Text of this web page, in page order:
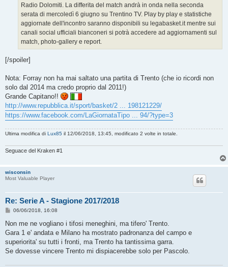
Radio Dolomiti. La differita del match andrà in onda nella seconda
serata di mercoledì 6 giugno su Trentino TV. Play by play e statistiche
aggiornate dell'incontro saranno disponibili su legabasket.it mentre sui
canali social ufficiali bianconeri si potrà accedere ad aggiornamenti sul
match, photo-gallery e report.
[/spoiler]
Nota: Forray non ha mai saltato una partita di Trento (che io ricordi non
solo dal 2014 ma credo proprio dal 2011!)
Grande Capitano!!
http://www.repubblica.it/sport/basket/2 ... 198121229/
https://www.facebook.com/LaGiornataTipo ... 94/?type=3
Ultima modifica di Lux85 il 12/06/2018, 13:45, modificato 2 volte in totale.
Seguace del Kraken #1
wisconsin
Most Valuable Player
Re: Serie A - Stagione 2017/2018
M
s
a
g
g
i
06/06/2018, 16:08
Non me ne vogliano i tifosi meneghini, ma tifero' Trento.
Gara 1 e' andata e Milano ha mostrato padronanza del campo e
superiorita' su tutti i fronti, ma Trento ha tantissima garra.
Se dovesse vincere Trento mi dispiacerebbe solo per Pascolo.